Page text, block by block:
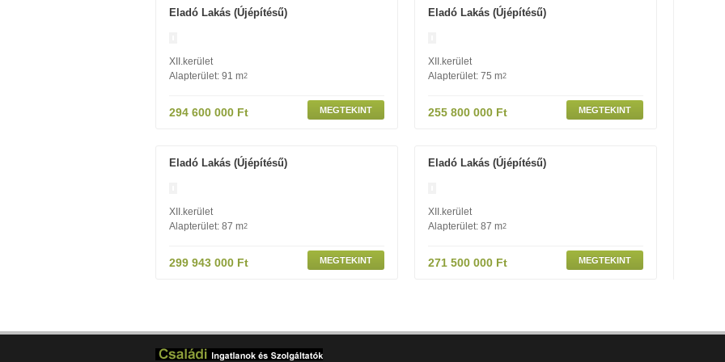
Eladó Lakás (újépítésű)
XII.kerület
Alapterület: 91 m2
294 600 000 Ft MEGTEKINT
Eladó Lakás (újépítésű)
XII.kerület
Alapterület: 75 m2
255 800 000 Ft MEGTEKINT
Eladó Lakás (újépítésű)
XII.kerület
Alapterület: 87 m2
299 943 000 Ft MEGTEKINT
Eladó Lakás (újépítésű)
XII.kerület
Alapterület: 87 m2
271 500 000 Ft MEGTEKINT